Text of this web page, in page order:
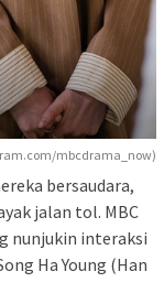
mbcdrama_now)
bersaudara,
jalan tol. MBC
nunjukin interaksi
Ha Young (Han